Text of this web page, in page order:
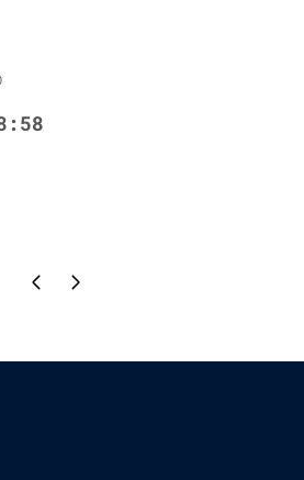
precedente
Pagina successiva